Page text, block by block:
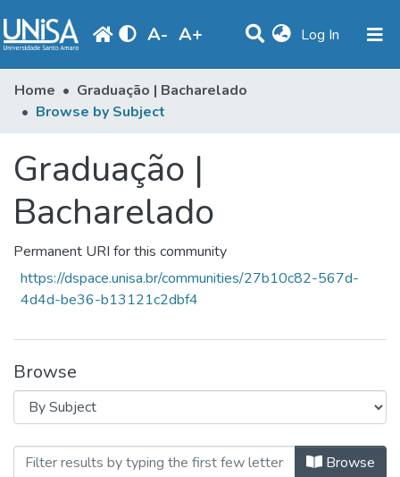
A- A+ Log In (current)
Communities & Collections
Produção Docente
Library
Home
Graduação | Bacharelado
Browse by Subject
Graduação |
Bacharelado
Permanent URI for this community
https://dspace.unisa.br/communities/27b10c82-567d-
4d4d-be36-b13121c2dbf4
Browse
Browsing Graduação | Browse